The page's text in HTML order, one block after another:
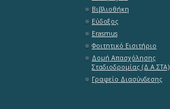
Βιβλιοθήκη
Εύδοξος
Erasmus
Φοιτητικό Εισιτήριο
Δομή Απασχόλησης
Σταδιοδρομίας (Δ.Α.ΣΤΑ)
Γραφείο Διασύνδεσης